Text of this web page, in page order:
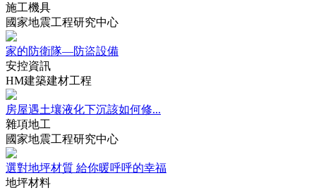
施工機具
國家地震工程研究中心
家的防衛隊—防盜設備
安控資訊
HM建築建材工程
房屋遇土壤液化下沉該如何修...
雜項地工
國家地震工程研究中心
選對地坪材質 給你暖呼呼的幸福
地坪材料